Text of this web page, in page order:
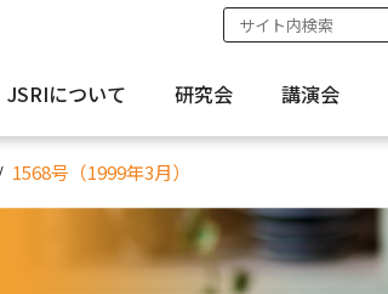
JSRIについて 研究会 講演会
1568号（1999年3月）